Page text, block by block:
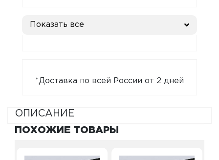
Показать все
*Доставка по всей России от 2 дней
ОПИСАНИЕ
ПОХОЖИЕ ТОВАРЫ